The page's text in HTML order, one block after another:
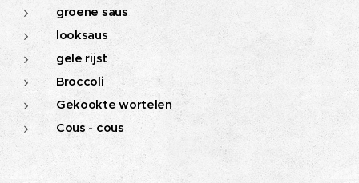
groene saus
looksaus
gele rijst​
Broccoli
Gekookte wortelen
Cous - cous